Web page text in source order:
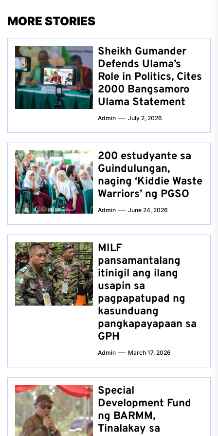
MORE STORIES
Sheikh Gumander
Defends Ulama’s
Role in Politics, Cites
2000 Bangsamoro
Ulama Statement
Admin July 2, 2026
200 estudyante sa
Guindulungan,
naging ‘Kiddie Waste
Warriors’ ng PGSO
Admin June 24, 2026
MILF
pansamantalang
itinigil ang ilang
usapin sa
pagpapatupad ng
kasunduang
pangkapayapaan sa
GPH
Admin March 17, 2026
Special
Development Fund
ng BARMM,
Tinalakay sa